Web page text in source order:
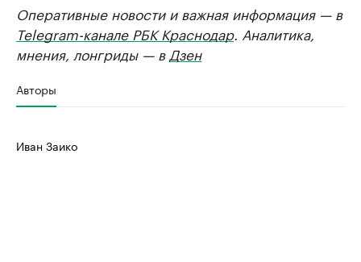
Оперативные новости и важная информация — в
Telegram-канале РБК Краснодар. Аналитика,
мнения, лонгриды — в Дзен
Авторы
Иван Заико